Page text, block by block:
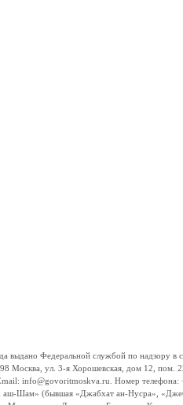
Федеральной службой по надзору в
Москва, ул. 3-я Хорошевская, дом 12, пом.
info@govoritmoskva.ru. Номер
аш-Шам» (бывшая «Джабхат ан-Нусра»,